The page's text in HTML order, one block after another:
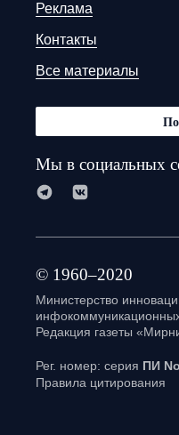
Реклама
Контакты
Все материалы
Мы в социальных
© 1960–2020
Министерство
Редакция газеты
Рег. номер: серия ПИ
Правила цитирования